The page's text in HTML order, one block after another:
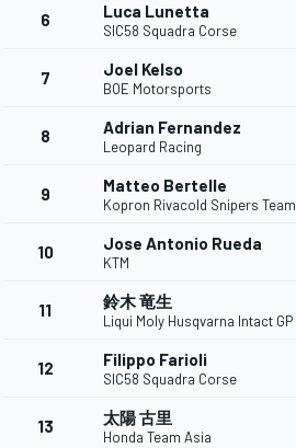
フォーミュラE
6 Luca Lunetta
SIC58 Squadra Corse
7 Joel Kelso
BOE Motorsports
8 Adrian Fernandez
Leopard Racing
9 Matteo Bertelle
Kopron Rivacold Snipers Team
10 Jose Antonio Rueda
KTM
11 鈴木 竜生
Liqui Moly Husqvarna Intact GP
12 Filippo Farioli
SIC58 Squadra Corse
13 太陽 古里
Honda Team Asia